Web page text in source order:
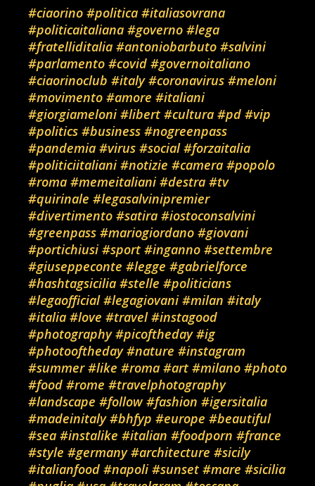
#ciaorino #politica #italiasovrana
#politicaitaliana #governo #lega
#fratelliditalia #antoniobarbuto #salvini
#parlamento #covid #governoitaliano
#ciaorinoclub #italy #coronavirus #meloni
#movimento #amore #italiani
#giorgiameloni #libert #cultura #pd #vip
#politics #business #nogreenpass
#pandemia #virus #social #forzaitalia
#politiciitaliani #notizie #camera #popolo
#roma #memeitaliani #destra #tv
#quirinale #legasalvinipremier
#divertimento #satira #iostoconsalvini
#greenpass #mariogiordano #giovani
#portichiusi #sport #inganno #settembre
#giuseppeconte #legge #gabrielforce
#hashtagsicilia #stelle #politicians
#legaofficial #legagiovani #milan #italy
#italia #love #travel #instagood
#photography #picoftheday #ig
#photooftheday #nature #instagram
#summer #like #roma #art #milano #photo
#food #rome #travelphotography
#landscape #follow #fashion #igersitalia
#madeinitaly #bhfyp #europe #beautiful
#sea #instalike #italian #foodporn #france
#style #germany #architecture #sicily
#italianfood #napoli #sunset #mare #sicilia